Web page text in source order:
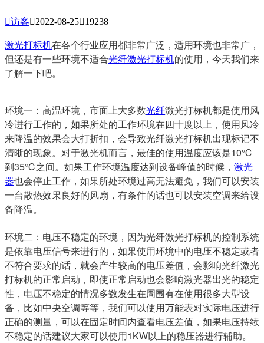
访客2022-08-2519238
激光打标机在各个行业应用都非常广泛，适用环境也非常广，
但还是有一些环境不适合光纤激光打标机的使用，今天我们来
了解一下吧。
环境一：高温环境，市面上大多数光纤激光打标机都是使用风
冷进行工作的，如果所处的工作环境在四十度以上，使用风冷
来降温的效果会大打折扣，会导致光纤激光打标机出现标记不
清晰的现象。对于激光机而言，最佳的使用温度应该是10℃
到35℃之间。如果工作环境温度达到设备峰值的时候， 激光
器也会停止工作，如果所处环境过高无法避免，我们可以安装
一台散热效果良好的风扇，有条件的话也可以安装空调来给设
备降温。
环境二：电压不稳定的环境，因为光纤激光打标机的控制系统
是依靠电压信号来进行的，如果使用环境中的电压不稳定或者
不符合要求的话，就会产生较高的电压差值，会影响光纤激光
打标机的正常启动，即使正常启动也会影响激光器出光的稳定
性，电压不稳定的情况多数发生在周围有在使用很多大型设
备，比如中央空调等等，我们可以使用万能表对实际电压进行
正确的测量，可以在固定时间内查看电压差值，如果电压持续
不稳定的话建议大家可以使用1KW以上的稳压器进行辅助。